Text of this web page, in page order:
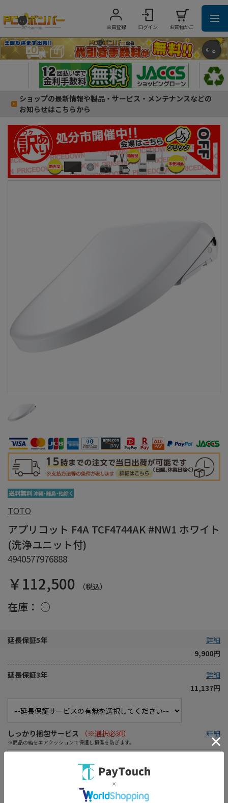
会員登録 ログイン お買物かご
ショップの最新情報や製品・サービス・メンテナンスなどの
お知らせはこちらから
TOTO
アプリコット F4A TCF4744AK #NW1 ホワイト
(洗浄ユニット付)
4940577976888
￥112,500 （税込）
在庫： ○
延長保証5年
詳細
9,900円
延長保証3年
詳細
11,137円
しっかり梱包サービス （※選択必須）
※商品の箱をエアクッションで保護し損傷を防ぎます。
詳細